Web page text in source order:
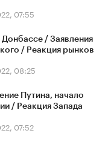
07:55
/ Заявления
/ Реакция рынков
08:25
Путина, начало
/ Реакция Запада
07:52